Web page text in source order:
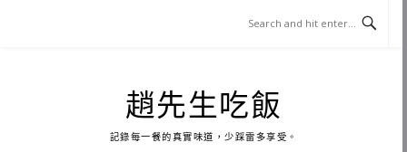
趙先生吃飯
記錄每一餐的真實味道，少踩雷多享受。